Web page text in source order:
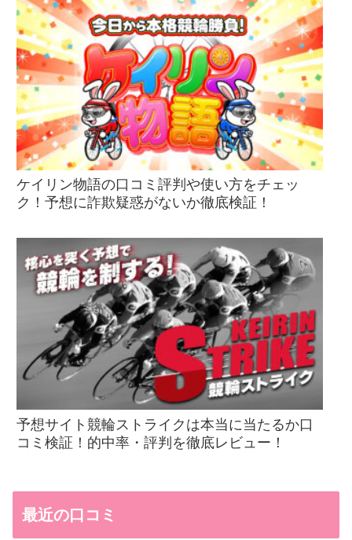
ケイリン物語の口コミ評判や使い方をチェッ
ク！予想に詐欺疑惑がないか徹底検証！
予想サイト競輪ストライクは本当に当たるか口
コミ検証！的中率・評判を徹底レビュー！
最近の口コミ